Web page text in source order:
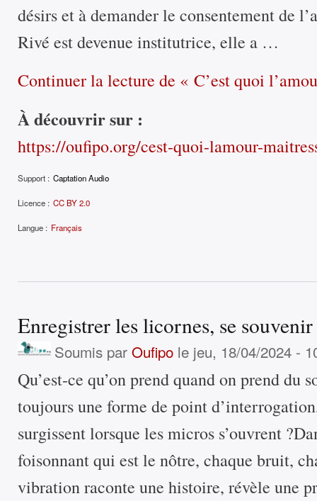
désirs et à demander le consentement de
Rivé est devenue institutrice, elle a …
Continuer la lecture de « C’est quoi
À découvrir sur :
https://oufipo.org/cest-quoi-lamour-
Support : Captation Audio
Licence : CC BY 2.0
Langue : Français
Enregistrer les licornes, se
Soumis par Oufipole jeu, 18/04/2024 -
Qu’est-ce qu’on prend quand on prend du
toujours une forme de point
surgissent lorsque les micros s’ouvrent
foisonnant qui est le nôtre, chaque bruit,
vibration raconte une histoire, révèle une